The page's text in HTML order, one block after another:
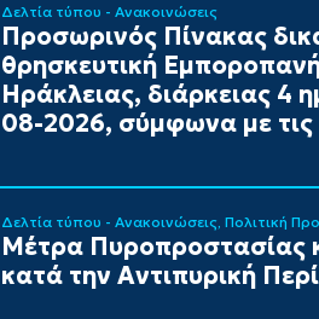
Δελτία τύπου - Ανακοινώσεις
Προσωρινός Πίνακας
θρησκευτική
Ηράκλειας, διάρκειας 4
08-2026, σύμφωνα με τις
Δελτία τύπου - Ανακοινώσεις Πολιτική
Μέτρα Πυροπροστασίας
κατά την Αντιπυρική